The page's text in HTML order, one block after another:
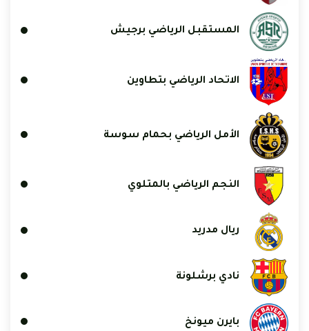
المستقبل الرياضي برجيش
الاتحاد الرياضي بتطاوين
الأمل الرياضي بحمام سوسة
النجم الرياضي بالمتلوي
ريال مدريد
نادي برشلونة
بايرن ميونخ